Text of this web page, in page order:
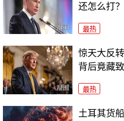
还怎么打？
最热
惊天大反
背后竟藏
最热
土耳其货